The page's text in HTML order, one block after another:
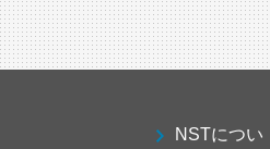
NSTについ